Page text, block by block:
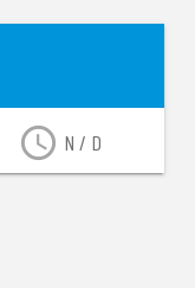
access_time N / D